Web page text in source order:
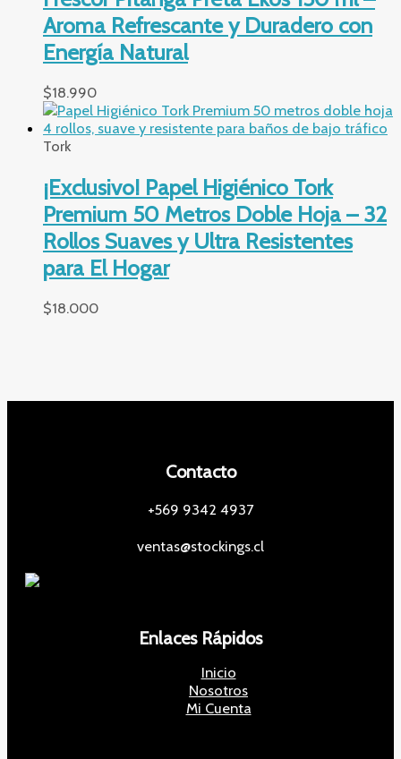
Aroma Refrescante y Duradero con
Energía Natural
$18.990
Tork
¡Exclusivo! Papel Higiénico Tork
Premium 50 Metros Doble Hoja – 32
Rollos Suaves y Ultra Resistentes
para El Hogar
$18.000
Contacto
+569 9342 4937
ventas@stockings.cl
Enlaces Rápidos
Inicio
Nosotros
Mi Cuenta